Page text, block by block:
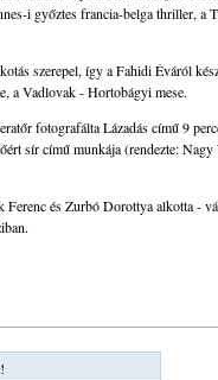
i győztes francia-belga thriller, a
szerepel, így a Fahidi Éváról
a Vadlovak - Hortobágyi mese.
fotografálta Lázadás című 9
sír című munkája (rendezte:
és Zurbó Dorottya alkotta -